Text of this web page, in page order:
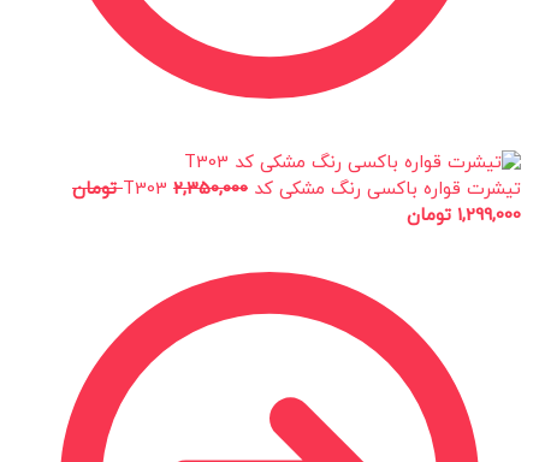
تیشرت قواره باکسی رنگ مشکی کد T303 2,350,000
تومان
1,299,000 تومان